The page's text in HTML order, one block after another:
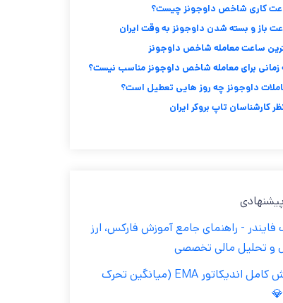
فایندر - راهنمای جامع آموزش فارکس، ارز
و تحلیل مالی تخصصی
💎 آموزش کامل اندیکاتور EMA (میانگین تحرک